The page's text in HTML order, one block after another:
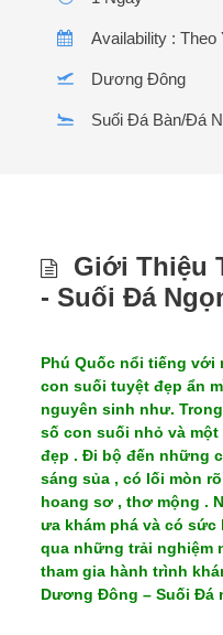
Availability : Theo
Dương Đông
Suối Đá Bàn/Đá
Giới Thiệu
- Suối Đá
Phú Quốc nổi tiếng với
con suối tuyệt đẹp ẩn
nguyên sinh như.
số con suối nhỏ và
đẹp . Đi bộ đến những
sáng sủa , có lối mòn
hoang sơ , thơ mộng .
ưa khám phá và có
qua những trải nghiệm
tham gia hành trình
Dương Đông – Suối Đá